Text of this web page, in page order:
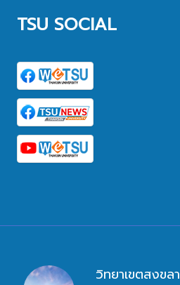
TSU SOCIAL
วิทยาเขตสงขลา